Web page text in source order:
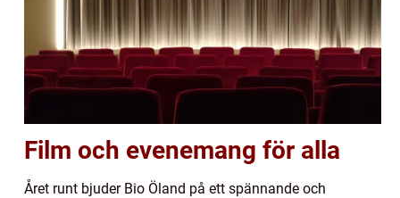
Film och evenemang för alla
Året runt bjuder Bio Öland på ett spännande och